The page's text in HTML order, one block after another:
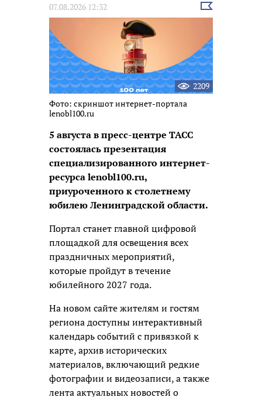
07.08.2026 12:32
Выбрать
новость
2209
Фото: скриншот интернет-портала
lenobl100.ru
5 августа в пресс-центре ТАСС
состоялась презентация
специализированного интернет-
ресурса lenobl100.ru,
приуроченного к столетнему
юбилею Ленинградской области.
Портал станет главной цифровой
площадкой для освещения всех
праздничных мероприятий,
которые пройдут в течение
юбилейного 2027 года.
На новом сайте жителям и гостям
региона доступны интерактивный
календарь событий с привязкой к
карте, архив исторических
материалов, включающий редкие
фотографии и видеозаписи, а также
лента актуальных новостей о